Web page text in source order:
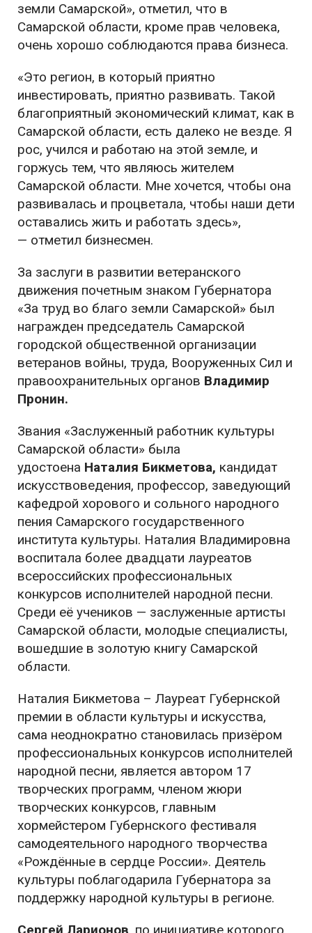
земли Самарской», отметил, что в
Самарской области, кроме прав человека,
очень хорошо соблюдаются права бизнеса.
«Это регион, в который приятно
инвестировать, приятно развивать. Такой
благоприятный экономический климат, как в
Самарской области, есть далеко не везде. Я
рос, учился и работаю на этой земле, и
горжусь тем, что являюсь жителем
Самарской области. Мне хочется, чтобы она
развивалась и процветала, чтобы наши дети
оставались жить и работать здесь»,
— отметил бизнесмен.
За заслуги в развитии ветеранского
движения почетным знаком Губернатора
«За труд во благо земли Самарской» был
награжден председатель Самарской
городской общественной организации
ветеранов войны, труда, Вооруженных Сил и
правоохранительных органов Владимир
Пронин.
Звания «Заслуженный работник культуры
Самарской области» была
удостоена Наталия Бикметова, кандидат
искусствоведения, профессор, заведующий
кафедрой хорового и сольного народного
пения Самарского государственного
института культуры. Наталия Владимировна
воспитала более двадцати лауреатов
всероссийских профессиональных
конкурсов исполнителей народной песни.
Среди её учеников — заслуженные артисты
Самарской области, молодые специалисты,
вошедшие в золотую книгу Самарской
области.
Наталия Бикметова – Лауреат Губернской
премии в области культуры и искусства,
сама неоднократно становилась призёром
профессиональных конкурсов исполнителей
народной песни, является автором 17
творческих программ, членом жюри
творческих конкурсов, главным
хормейстером Губернского фестиваля
самодеятельного народного творчества
«Рождённые в сердце России». Деятель
культуры поблагодарила Губернатора за
поддержку народной культуры в регионе.